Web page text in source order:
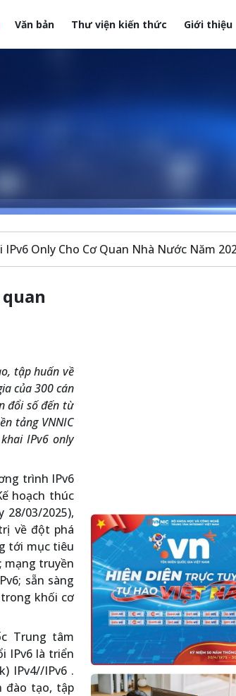
Văn bản Thư viện kiến thức Giới thiệu
Only Cho Cơ Quan Nhà Nước Năm
tập huấn về
của 300 cán
đổi số đến từ
tảng VNNIC
IPv6 only
trình IPv6
hoạch thúc
28/03/2025),
về đột phá
tới mục tiêu
mạng truyền
sẵn sàng
khối cơ
Trung tâm
IPv6 là triển
IPv4//IPv6 .
đào tạo, tập